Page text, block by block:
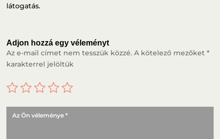
látogatás.
Adjon hozzá egy véleményt
Az e-mail címet nem tesszük közzé. A kötelező mezőket*
karakterrel jelöltük